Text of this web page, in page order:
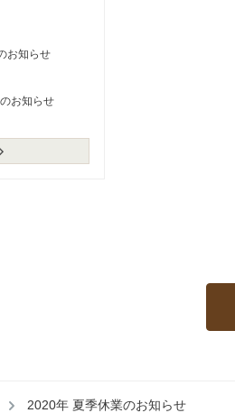
お知らせ
お知らせ
2020年 夏季休業のお知らせ